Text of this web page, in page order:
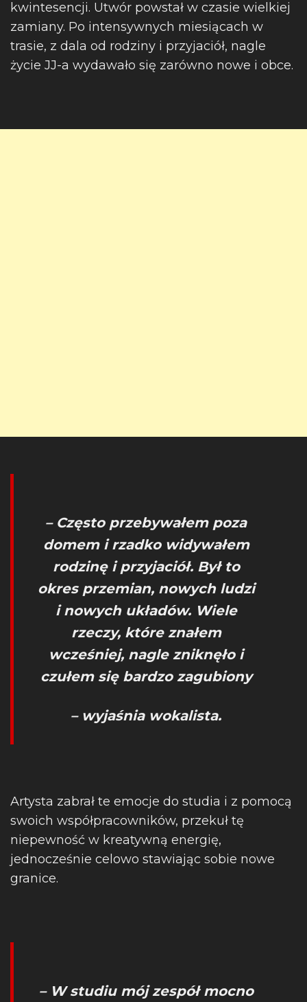
kwintesencji. Utwór powstał w czasie wielkiej
zamiany. Po intensywnych miesiącach w
trasie, z dala od rodziny i przyjaciół, nagle
życie JJ-a wydawało się zarówno nowe i obce.
– Często przebywałem poza
domem i rzadko widywałem
rodzinę i przyjaciół. Był to
okres przemian, nowych ludzi
i nowych układów. Wiele
rzeczy, które znałem
wcześniej, nagle zniknęło i
czułem się bardzo zagubiony
– wyjaśnia wokalista.
Artysta zabrał te emocje do studia i z pomocą
swoich współpracowników, przekuł tę
niepewność w kreatywną energię,
jednocześnie celowo stawiając sobie nowe
granice.
– W studiu mój zespół mocno